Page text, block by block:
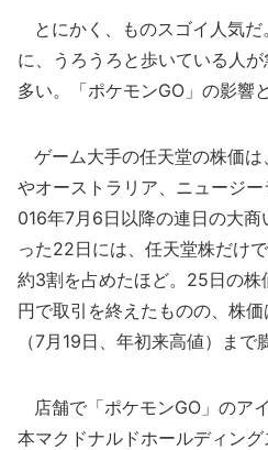
とにかく、ものスゴイ人気
に、うろうろと歩いている人
多い。「ポケモンGO」の影響
ゲーム大手の任天堂の株価は
やオーストラリア、ニュージ
016年7月6日以降の連日の大商
った22日には、任天堂株だけ
約3割を占めたほど。25日の
円で取引を終えたものの、株
（7月19日、年初来高値）まで
店舗で「ポケモンGO」のア
本マクドナルドホールディン